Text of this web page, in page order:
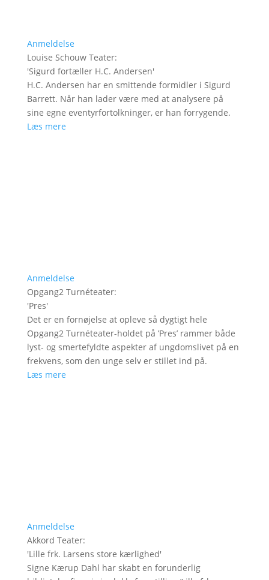
Anmeldelse
Louise Schouw Teater:
'Sigurd fortæller H.C. Andersen'
H.C. Andersen har en smittende formidler i Sigurd
Barrett. Når han lader være med at analysere på
sine egne eventyrfortolkninger, er han forrygende.
Læs mere
Anmeldelse
Opgang2 Turnéteater:
'Pres'
Det er en fornøjelse at opleve så dygtigt hele
Opgang2 Turnéteater-holdet på ’Pres’ rammer både
lyst- og smertefyldte aspekter af ungdomslivet på en
frekvens, som den unge selv er stillet ind på.
Læs mere
Anmeldelse
Akkord Teater:
'Lille frk. Larsens store kærlighed'
Signe Kærup Dahl har skabt en forunderlig